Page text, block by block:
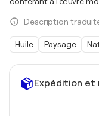
Expédition et
Description
Huile Paysage